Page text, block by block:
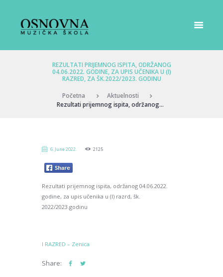
REZULTATI PRIJEMNOG ISPITA, ODRŽANOG
04.06.2022. GODINE, ZA UPIS UČENIKA U (I)
RAZRED, ZA ŠK.2022/2023. GODINU
Početna
Aktuelnosti
Rezultati prijemnog ispita, održanog...
6. June 2022. 2125
Rezultati prijemnog ispita, održanog 04.06.2022.
godine, za upis učenika u (I) razrd, šk.
2022/2023.godinu
I RAZRED – Zenica
Share: